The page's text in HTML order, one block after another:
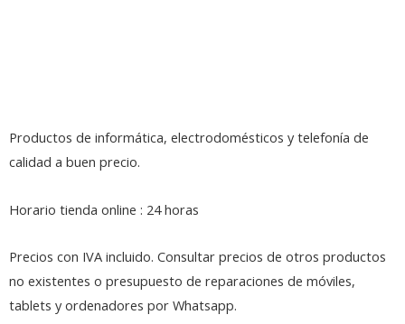
Productos de informática, electrodomésticos y telefonía de
calidad a buen precio.
Horario tienda online : 24 horas
Precios con IVA incluido. Consultar precios de otros productos
no existentes o presupuesto de reparaciones de móviles,
tablets y ordenadores por Whatsapp.